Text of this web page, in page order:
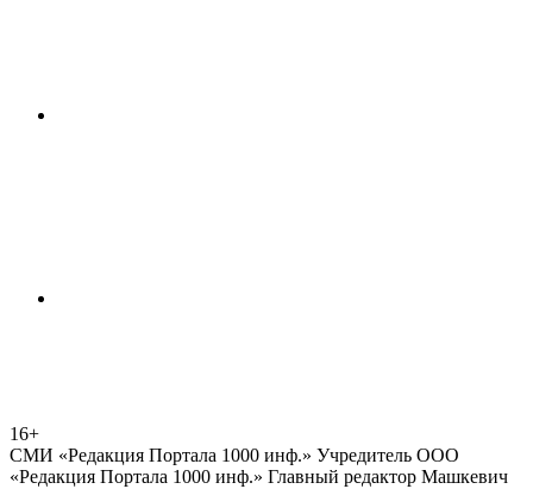
16+
СМИ «Редакция Портала 1000 инф.» Учредитель ООО
«Редакция Портала 1000 инф.» Главный редактор Машкевич